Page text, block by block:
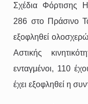
Σχέδια Φόρτισης
286 στο Πράσινο
εξοφληθεί
Αστικής
ενταγμένοι, 110
έχει εξοφληθεί η